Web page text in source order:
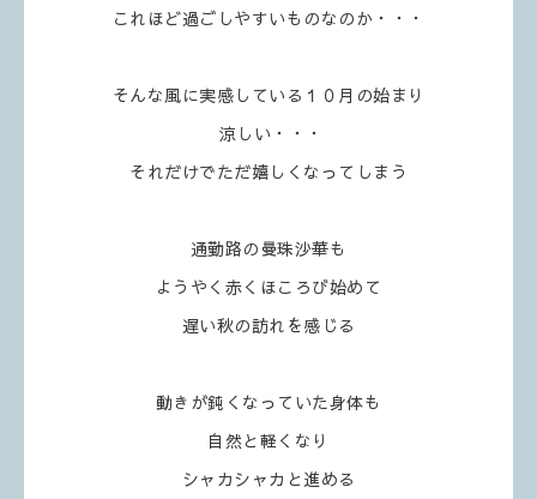
これほど過ごしやすいものなのか・・・
そんな風に実感している１０月の始まり
涼しい・・・
それだけでただ嬉しくなってしまう
通勤路の曼珠沙華も
ようやく赤くほころび始めて
遅い秋の訪れを感じる
動きが鈍くなっていた身体も
自然と軽くなり
シャカシャカと進める